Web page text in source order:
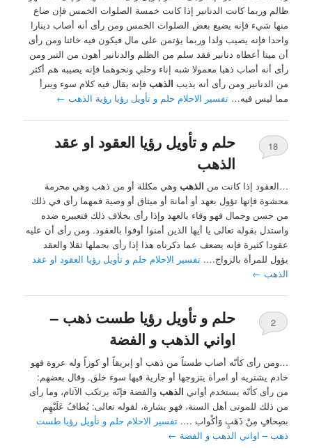
ظالم وربما كانت الدنانير إذا كانت خمسة الصلوات الخمس فإن ضاع
منها شيء فإنه يضيع بعض الصلوات الخمس ومن رأى أنه أصاب دينارا
واحدا فإنه يصيب ولدا وربما يؤتمن على مال فيكون فيه خائنا ومن رأى
أن ميتا أعطاه دنانير فقد سلم من الظلم والدنانير أهون من التبر ومن
رأى أنه أصاب ذهبا معمولا شبه إناء وحلي ونحوهما فإنه يصيبه هم أكثر
من الدنانير ومن رأى أنه يذيب الذهب فإنه يقال فيه كلام سوء ويبرأ
مما ليس فيه…تفسير الاحلام حلم و تأويل رؤيا رؤية الذهب ←
حلم و تأويل رؤيا العقود او عقد
الذهب
18
…العقود إذا كانت من الذهب وهي مكللة أو من ذهب وهي محرمة
محشوة فإنها تؤول بعهد أو أمانة أو ميثاق أو وصية فمهما رأى في ذلك
من حسن وجمال فهو وفاء بالعهد وإذا رأى بخلاف ذلك فتعبيره ضده
واستدل بقوله تعالى يا أيها الذين أمنوا أوفوا بالعقود. ومن رأى أن عليه
عقودا كثيرة فإنه يضعف عما ذكرناه هذا إذا رأى بحملها ثقلا والعقد
يؤول للمرأة بالزواج….تفسير الاحلام حلم و تأويل رؤيا العقود او عقد
الذهب ←
حلم و تأويل رؤيا طست ذهب –
اواني الذهب و الفضة
2
…ومن رأى كأنّه أصاب طستاً من ذهب أو إبريقاً أو كوزاً وله عروة فهو
خادم يشتريه أو امرأة يتزوجها أو جارية فيها سوء خلق. وقال بعضهم:
من رأى كأنّه يستخدم أواني الذهب والفضة فإنّه يرتكب الآثام، وما رأى
من ذلك للموتى أهل السنة، فهو بشارة، لقوله تعالى: يُطافُ عَلَيْهِم
بصِحافٍ مِنْ ذَهَبٍ وَأكْواب ….تفسير الاحلام حلم و تأويل رؤيا طست
ذهب – اواني الذهب و الفضة ←